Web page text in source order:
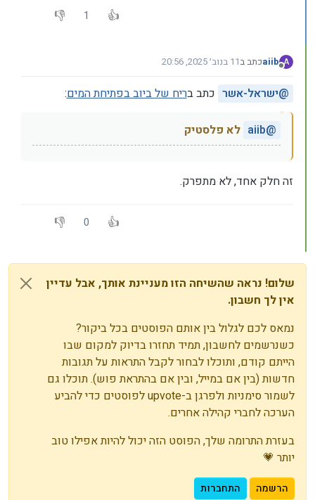
1
A
מנותק
aiibכתב ב11 בנוב׳ 2025, 20:56
נערך לאחרונה על ידי
@ישראל-אשר כתב בריח של ביוב בפתיחת המים:
@
aiib לא פלסטיק
זה חלק אחד, לא מתפרק.
0
שלום! נראה שהשיחה הזו מעניינת אותך, אבל עדיין
אין לך חשבון.
נמאס לכם לגלול בין אותם הפוסטים בכל ביקור?
כשנרשמים לחשבון, תמיד תחזרו בדיוק למקום שבו
הייתם קודם, ותוכלו לבחור לקבל התראות על תגובות
חדשות (בין אם במייל, ובין אם בהתראת פוש). תוכלו גם
לשמור סימניות ולפרגן ב-upvote לפוסטים כדי להביע
הערכה לחברי קהילה אחרים.
בעזרת התרומה שלך, הפוסט הזה יכול להיות אפילו טוב
יותר 💗
הרשמה התחברות